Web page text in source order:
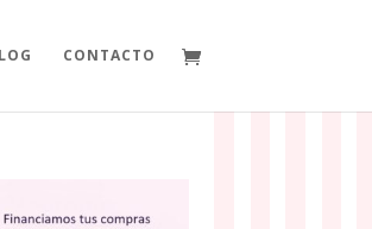
CONTACTO